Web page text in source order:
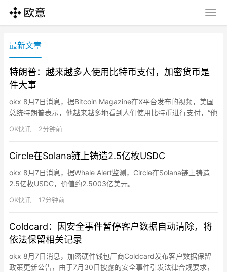
最新文章
特朗普：越来越多人使用比特币支付，加密货币是
件大事
okx 8月7日消息，据Bitcoin Magazine在X平台发布的视频，美国
总统特朗普表示，他越来越多地看到人们使用比特币进行支付，“他
们甚至已经不知道现金为何物”。特朗普称，“加密货币是件大事。”
OK快讯 2分钟前
Circle在Solana链上铸造2.5亿枚USDC
okx 8月7日消息，据Whale Alert监测，Circle在Solana链上铸造
2.5亿枚USDC，价值约2.5003亿美元。
OK快讯 17分钟前
Coldcard：因安全事件暂停客户数据自动清除，将
依法保留相关记录
okx 8月7日消息，加密硬件钱包厂商Coldcard发布客户数据保留
政策更新公告，由于7月30日披露的安全事件引发法律合规要求，